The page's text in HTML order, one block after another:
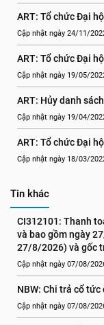
ART: Tổ chức Đại
Cập nhật ngày 24/11/
ART: Tổ chức Đại
Cập nhật ngày 19/05/
ART: Hủy danh
Cập nhật ngày 19/04/
ART: Tổ chức Đại
Cập nhật ngày 18/03/
Tin khác
CI312101: Thanh
và bao gồm ngày
27/8/2026) và gốc
Cập nhật ngày 07/08/
NBW: Chi trả cổ
Cập nhật ngày 07/08/